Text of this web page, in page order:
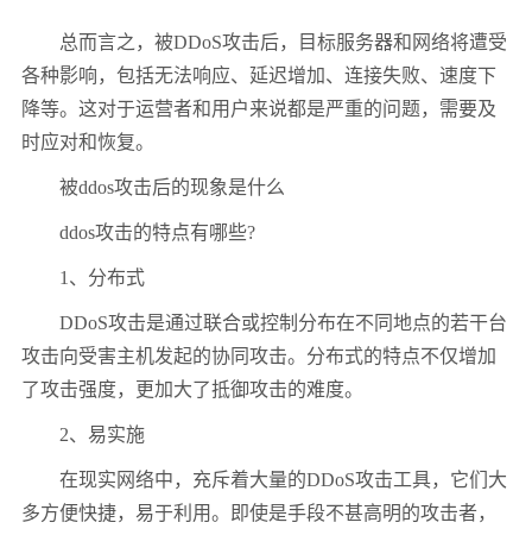
总而言之，被DDoS攻击后，目标服务器和网络将遭受
各种影响，包括无法响应、延迟增加、连接失败、速度下
降等。这对于运营者和用户来说都是严重的问题，需要及
时应对和恢复。
被ddos攻击后的现象是什么
ddos攻击的特点有哪些?
1、分布式
DDoS攻击是通过联合或控制分布在不同地点的若干台
攻击向受害主机发起的协同攻击。分布式的特点不仅增加
了攻击强度，更加大了抵御攻击的难度。
2、易实施
在现实网络中，充斥着大量的DDoS攻击工具，它们大
多方便快捷，易于利用。即使是手段不甚高明的攻击者，